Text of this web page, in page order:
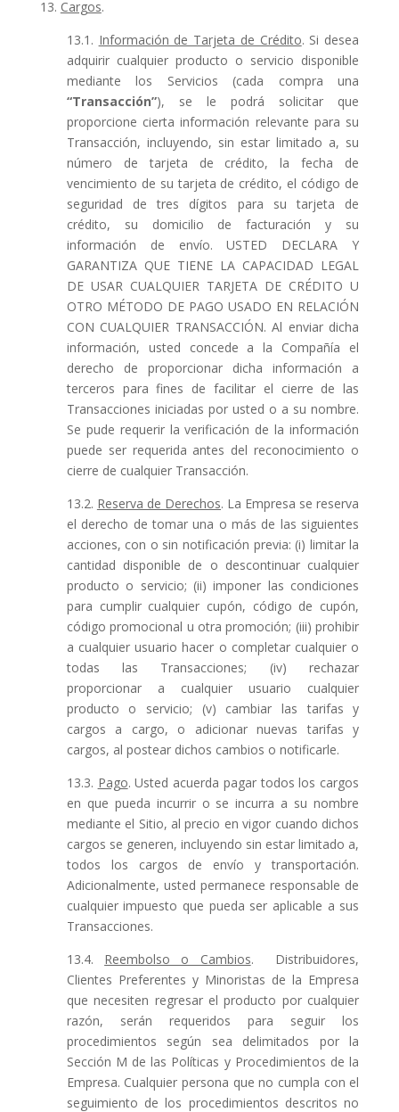
13. Cargos.
13.1. Información de Tarjeta de Crédito. Si desea
adquirir cualquier producto o servicio disponible
mediante los Servicios (cada compra una
“Transacción”), se le podrá solicitar que
proporcione cierta información relevante para su
Transacción, incluyendo, sin estar limitado a, su
número de tarjeta de crédito, la fecha de
vencimiento de su tarjeta de crédito, el código de
seguridad de tres dígitos para su tarjeta de
crédito, su domicilio de facturación y su
información de envío. USTED DECLARA Y
GARANTIZA QUE TIENE LA CAPACIDAD LEGAL
DE USAR CUALQUIER TARJETA DE CRÉDITO U
OTRO MÉTODO DE PAGO USADO EN RELACIÓN
CON CUALQUIER TRANSACCIÓN. Al enviar dicha
información, usted concede a la Compañía el
derecho de proporcionar dicha información a
terceros para fines de facilitar el cierre de las
Transacciones iniciadas por usted o a su nombre.
Se pude requerir la verificación de la información
puede ser requerida antes del reconocimiento o
cierre de cualquier Transacción.
13.2. Reserva de Derechos. La Empresa se reserva
el derecho de tomar una o más de las siguientes
acciones, con o sin notificación previa: (i) limitar la
cantidad disponible de o descontinuar cualquier
producto o servicio; (ii) imponer las condiciones
para cumplir cualquier cupón, código de cupón,
código promocional u otra promoción; (iii) prohibir
a cualquier usuario hacer o completar cualquier o
todas las Transacciones; (iv) rechazar
proporcionar a cualquier usuario cualquier
producto o servicio; (v) cambiar las tarifas y
cargos a cargo, o adicionar nuevas tarifas y
cargos, al postear dichos cambios o notificarle.
13.3. Pago. Usted acuerda pagar todos los cargos
en que pueda incurrir o se incurra a su nombre
mediante el Sitio, al precio en vigor cuando dichos
cargos se generen, incluyendo sin estar limitado a,
todos los cargos de envío y transportación.
Adicionalmente, usted permanece responsable de
cualquier impuesto que pueda ser aplicable a sus
Transacciones.
13.4. Reembolso o Cambios. Distribuidores,
Clientes Preferentes y Minoristas de la Empresa
que necesiten regresar el producto por cualquier
razón, serán requeridos para seguir los
procedimientos según sea delimitados por la
Sección M de las Políticas y Procedimientos de la
Empresa. Cualquier persona que no cumpla con el
seguimiento de los procedimientos descritos no